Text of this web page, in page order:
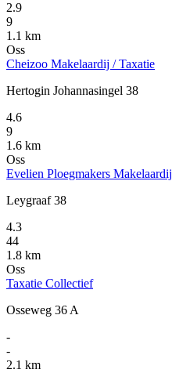
2.9
9
1.1 km
Oss
Cheizoo Makelaardij / Taxatie
Hertogin Johannasingel 38
4.6
9
1.6 km
Oss
Evelien Ploegmakers Makelaardij
Leygraaf 38
4.3
44
1.8 km
Oss
Taxatie Collectief
Osseweg 36 A
-
-
2.1 km